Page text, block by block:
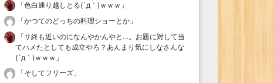
「色白通り越しとる(´д｀)ｗｗｗ 」
「かつてのどっちの料理ショーとか 」
「サ終も近いのになんやかんやと…。お題に対して当
てハメたとしても成立やろ？あんまり気にしなさんな
(´д｀)ｗｗｗ 」
「そしてフリーズ 」